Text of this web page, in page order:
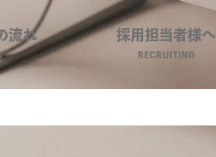
流れ 採用担当者様へ
RECRUITING
キャリア